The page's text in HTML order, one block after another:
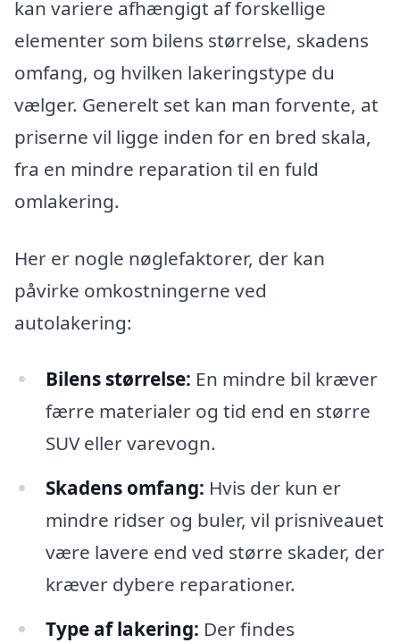
kan variere afhængigt af forskellige
elementer som bilens størrelse, skadens
omfang, og hvilken lakeringstype du
vælger. Generelt set kan man forvente, at
priserne vil ligge inden for en bred skala,
fra en mindre reparation til en fuld
omlakering.
Her er nogle nøglefaktorer, der kan
påvirke omkostningerne ved
autolakering:
Bilens størrelse: En mindre bil kræver
færre materialer og tid end en større
SUV eller varevogn.
Skadens omfang: Hvis der kun er
mindre ridser og buler, vil prisniveauet
være lavere end ved større skader, der
kræver dybere reparationer.
Type af lakering: Der findes